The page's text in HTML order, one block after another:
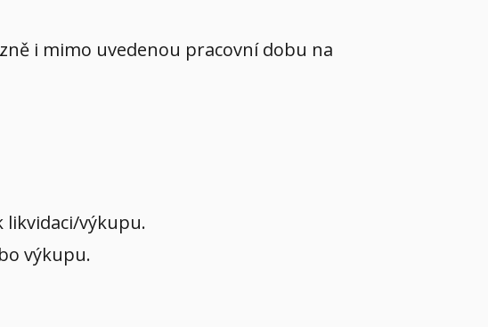
i mimo uvedenou pracovní dobu na
výkupu.
výkupu.